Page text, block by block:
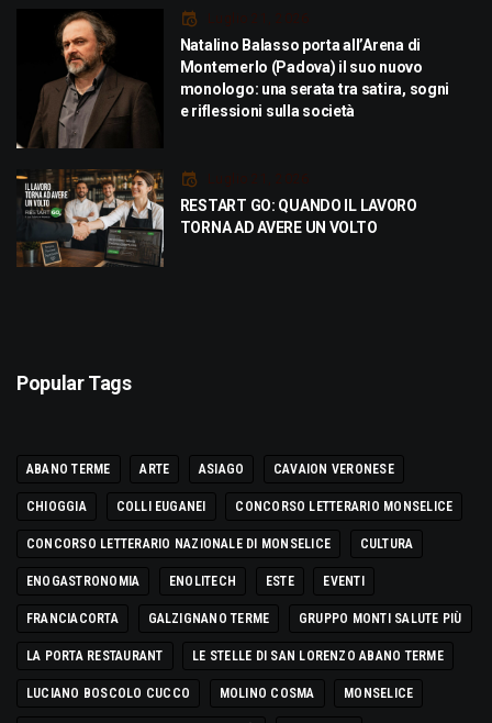
Luglio 21, 2026
Natalino Balasso porta all’Arena di
Montemerlo (Padova) il suo nuovo
monologo: una serata tra satira, sogni
e riflessioni sulla società
Luglio 21, 2026
RESTART GO: QUANDO IL LAVORO
TORNA AD AVERE UN VOLTO
Popular Tags
ABANO TERME ARTE ASIAGO CAVAION VERONESE
CHIOGGIA COLLI EUGANEI CONCORSO LETTERARIO MONSELICE
CONCORSO LETTERARIO NAZIONALE DI MONSELICE CULTURA
ENOGASTRONOMIA ENOLITECH ESTE EVENTI
FRANCIACORTA GALZIGNANO TERME GRUPPO MONTI SALUTE PIÙ
LA PORTA RESTAURANT LE STELLE DI SAN LORENZO ABANO TERME
LUCIANO BOSCOLO CUCCO MOLINO COSMA MONSELICE